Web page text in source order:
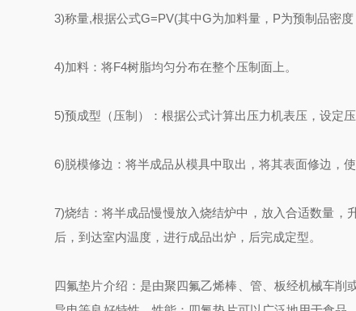
3)称量,根据公式G=PV(其中G为加料量，P为预制品密
4)加料：将F4树脂均匀分布在整个压制面上。
5)预成型（压制）：根据公式计算出压力机表压，设定
6)脱模修边：将半成品从模具中取出，将其表面修边，
7)烧结：将半成品慢慢放入烧结炉中，放入合适数量，
后，到达室内温度，进行成品出炉，后完成定型。
四氟垫片介绍：是由聚四氟乙烯棒、管、板经机械车